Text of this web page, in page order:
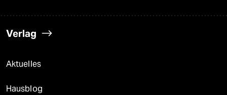
Verlag
Aktuelles
Hausblog